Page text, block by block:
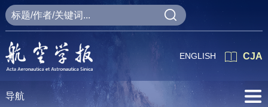
CJA
ENGLISH
导航